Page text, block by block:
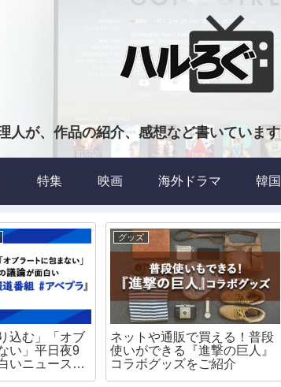
人が、作品の紹介、感想など書いていま
特集 映画 海外ドラマ 韓
込む」「オブ
い」平日夜9
いニュース番
グッズ
ネットや通販で買える！普段
使いができる『進撃の巨人』
コラボグッズをご紹介